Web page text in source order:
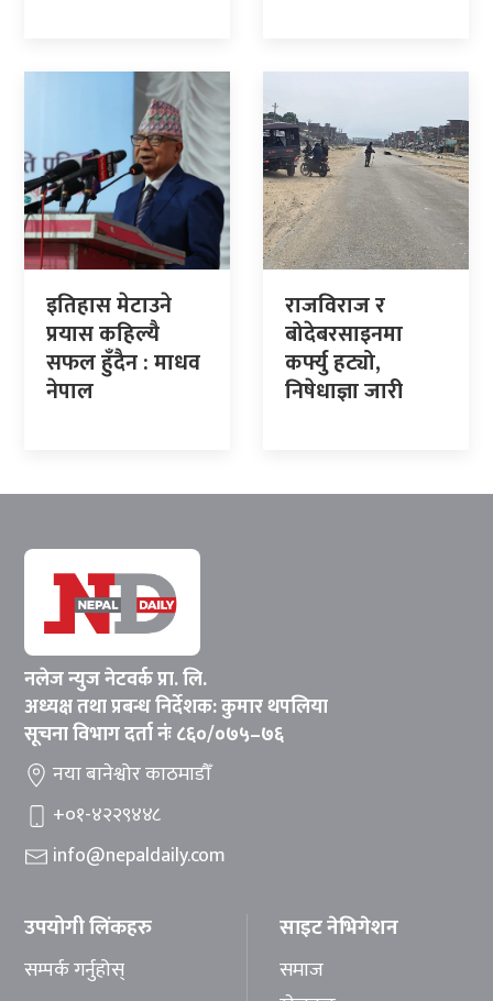
इतिहास मेटाउने
प्रयास कहिल्यै
सफल हुँदैन : माधव
नेपाल
राजविराज र
बोदेबरसाइनमा
कर्फ्यु हट्यो,
निषेधाज्ञा जारी
नलेज न्युज नेटवर्क प्रा. लि.
अध्यक्ष तथा प्रबन्ध निर्देशक: कुमार थपलिया
सूचना विभाग दर्ता नंः ८६०/०७५–७६
नया बानेश्वोर काठमाडौँ
+०१-४२२९४४८
info@nepaldaily.com
उपयोगी लिंकहरु
सम्पर्क गर्नुहोस्
साइट नेभिगेशन
समाज